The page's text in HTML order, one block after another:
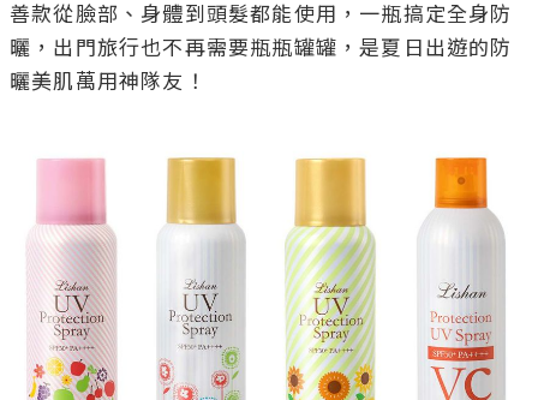
善款從臉部、身體到頭髮都能使用，一瓶搞定全身防
曬，出門旅行也不再需要瓶瓶罐罐，是夏日出遊的防
曬美肌萬用神隊友！